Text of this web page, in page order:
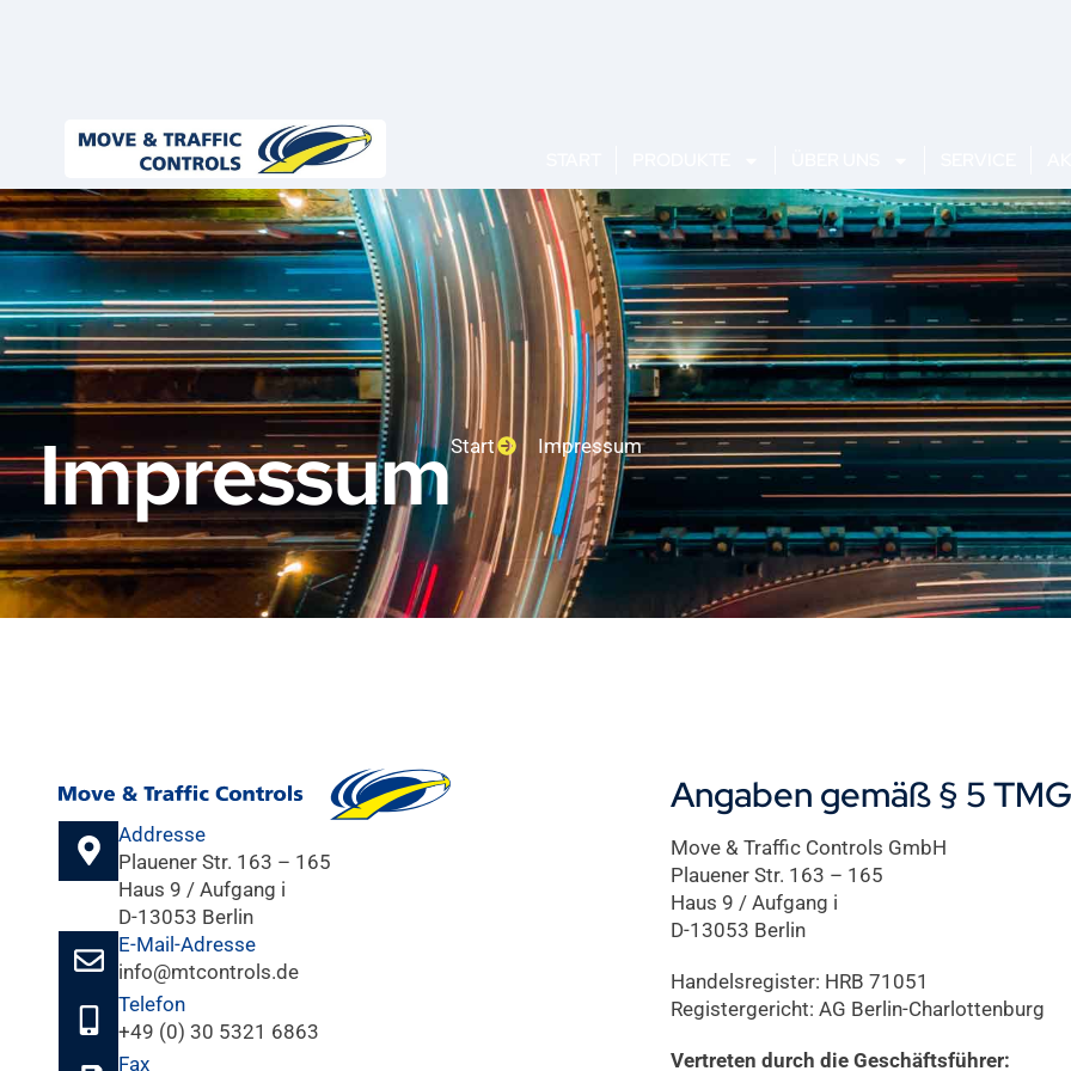
ImpressumStart Impressum
Addresse
Plauener Str. 163 – 165
Haus 9 / Aufgang i
D-13053 Berlin
E-Mail-Adresse
info@mtcontrols.de
Telefon
+49 (0) 30 5321 6863
Fax
Angaben gemäß § 5 TMG
Move & Traffic Controls GmbH
Plauener Str. 163 – 165
Haus 9 / Aufgang i
D-13053 Berlin
Handelsregister: HRB 71051
Registergericht: AG Berlin-Charlottenburg
Vertreten durch die Geschäftsführer: